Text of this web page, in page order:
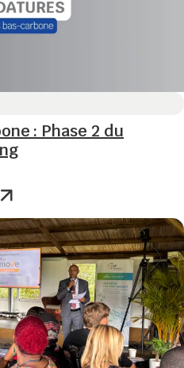
: Phase 2 du